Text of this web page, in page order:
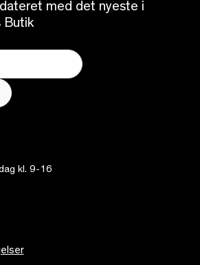
med det nyeste i
Butik
kl. 9-16